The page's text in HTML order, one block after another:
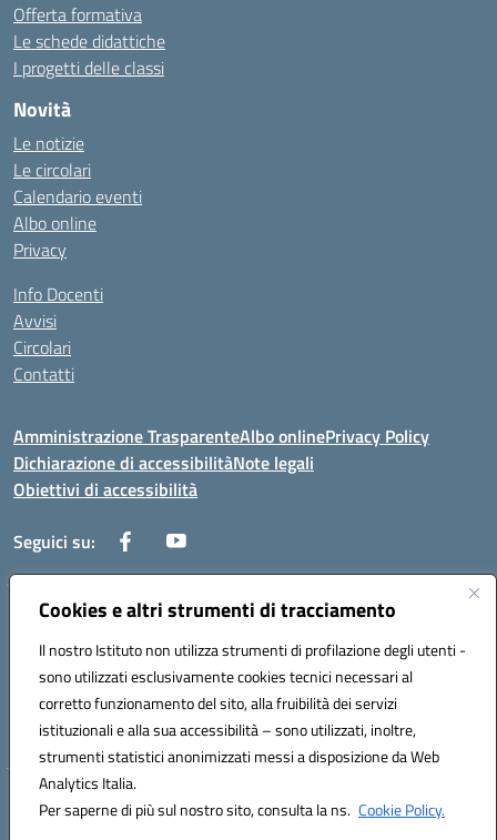
Cookies e altri strumenti di tracciamento
Il nostro Istituto non utilizza strumenti di profilazione degli utenti -
sono utilizzati esclusivamente cookies tecnici necessari al
corretto funzionamento del sito, alla fruibilità dei servizi
istituzionali e alla sua accessibilità – sono utilizzati, inoltre,
strumenti statistici anonimizzati messi a disposizione da Web
Analytics Italia.
Per saperne di più sul nostro sito, consulta la ns. Cookie Policy.
Offerta formativa
Le schede didattiche
I progetti delle classi
Novità
Le notizie
Le circolari
Calendario eventi
Albo online
Privacy
Info Docenti
Avvisi
Circolari
Contatti
Amministrazione TrasparenteAlbo onlinePrivacy Policy
Dichiarazione di accessibilitàNote legali
Obiettivi di accessibilità
Seguici su:
Corso Roma, 1 71100 FOGGIA (FG)
Codice meccanografico: FGPM03000E
Mail: FGPM03000E@istruzione.it - PEC:
FGPM03000E@pec.istruzione.it
Codice fiscale: 80002240713
Hosting & Powered by 3D Solution S.r.l.
Concept & Design by Designers Italia